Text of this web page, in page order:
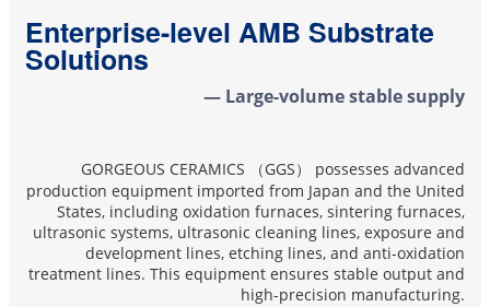
Enterprise-level AMB Substrate
Solutions
— Large-volume stable supply
GORGEOUS CERAMICS （GGS） possesses advanced
production equipment imported from Japan and the United
States, including oxidation furnaces, sintering furnaces,
ultrasonic systems, ultrasonic cleaning lines, exposure and
development lines, etching lines, and anti-oxidation
treatment lines. This equipment ensures stable output and
high-precision manufacturing.